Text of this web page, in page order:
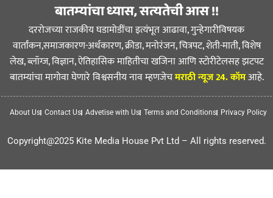
बातम्यांचा ध्यास, सत्यतेची आस !!
दररोजच्या राजकीय घडामोडींचा इत्यंभूत आढावा, गुन्हेगारीविषयक
वार्तांकन,समाजकारण-अर्थकारण, क्रीडा, मनोरंजन, चित्रपट, शेती-माती, विशेष
लेख, ब्लॉग्ज, विज्ञान, ऐतिहासिक माहितीचा खजिना आणि स्टोरीटेलसह झटपट
बातम्यांचा मागोवा घेणारे विश्वसनीय नाव म्हणजेचमराठी न्यूज 24. कॉमआहे.
About Us Contact Us Advetise with Us Terms and Conditions Privacy Policy
Copyright@2025 Kite Media House Pvt Ltd – All rights reserved.